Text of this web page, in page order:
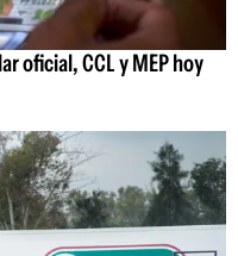
oficial, CCL y MEP hoy